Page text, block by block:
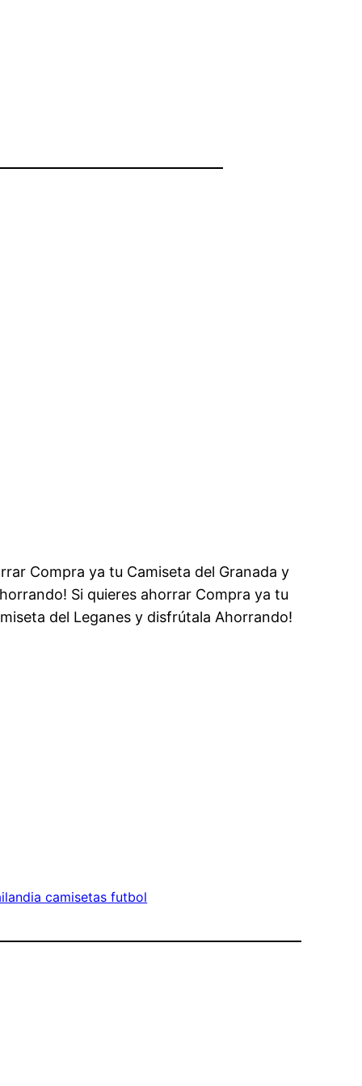
Compra ya tu Camiseta del Granada y
Si quieres ahorrar Compra ya tu
del Leganes y disfrútala Ahorrando!
camisetas futbol